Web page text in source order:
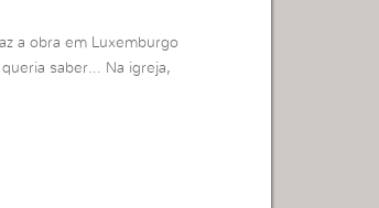
a obra em Luxemburgo
saber… Na igreja,